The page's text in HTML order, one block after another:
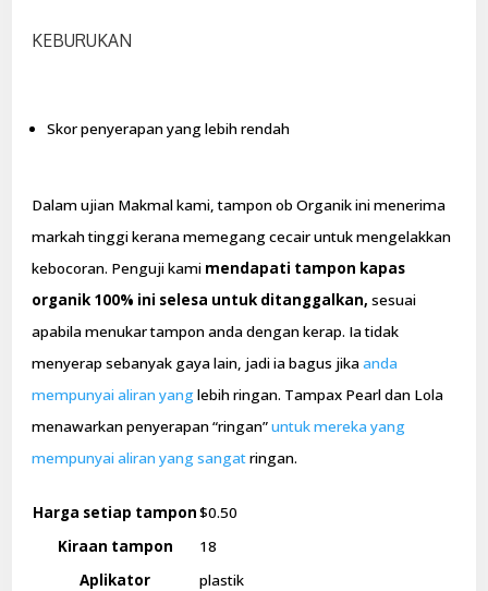
KEBURUKAN
Skor penyerapan yang lebih rendah
Dalam ujian Makmal kami, tampon ob Organik ini menerima
markah tinggi kerana memegang cecair untuk mengelakkan
kebocoran. Penguji kami mendapati tampon kapas
organik 100% ini selesa untuk ditanggalkan, sesuai
apabila menukar tampon anda dengan kerap. Ia tidak
menyerap sebanyak gaya lain, jadi ia bagus jikaanda
mempunyai aliran yanglebih ringan. Tampax Pearl dan Lola
menawarkan penyerapan “ringan”untuk mereka yang
mempunyai aliran yang sangatringan.
Harga setiap tampon$0.50
Kiraan tampon
18
Aplikator
plastik